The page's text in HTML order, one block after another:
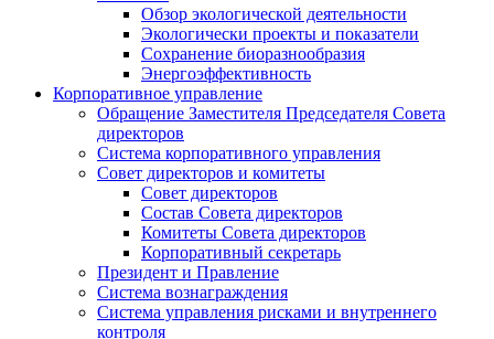
Обзор экологической деятельности
Экологически проекты и показатели
Сохранение биоразнообразия
Энергоэффективность
Корпоративное управление
Обращение Заместителя Председателя Совета
директоров
Система корпоративного управления
Совет директоров и комитеты
Совет директоров
Состав Совета директоров
Комитеты Совета директоров
Корпоративный секретарь
Президент и Правление
Система вознаграждения
Система управления рисками и внутреннего
контроля